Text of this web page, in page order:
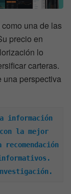
una de las
precio en
lo
carteras.
una perspectiva
información
la mejor